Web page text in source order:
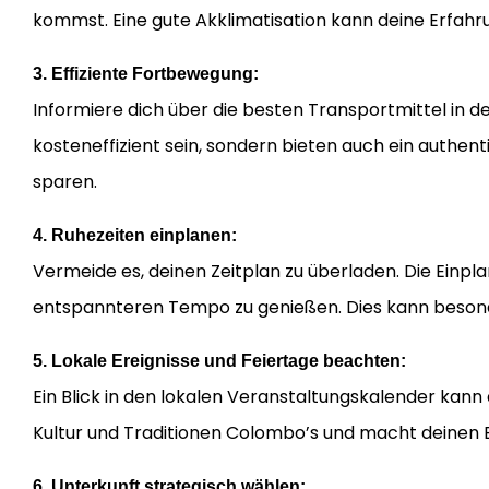
kommst. Eine gute Akklimatisation kann deine
3. Effiziente Fortbewegung:
Informiere dich über die besten Transportmittel in
kosteneffizient sein, sondern bieten auch ein
sparen.
4. Ruhezeiten einplanen:
Vermeide es, deinen Zeitplan zu überladen. Die
entspannteren Tempo zu genießen. Dies kann
5. Lokale Ereignisse und Feiertage beachten:
Ein Blick in den lokalen Veranstaltungskalender
Kultur und Traditionen Colombo’s und macht deinen